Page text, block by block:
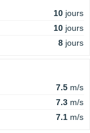
10 jours
10 jours
8 jours
7.5 m/s
7.3 m/s
7.1 m/s